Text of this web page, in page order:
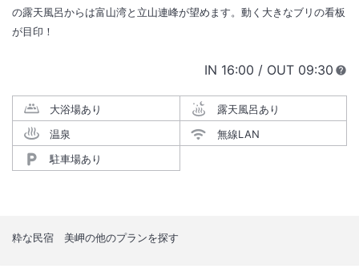
の露天風呂からは富山湾と立山連峰が望めます。動く大きなブリの看板
が目印！
IN チェックイン
16:00 / OUT チェック
09:30
大浴場あり
露天風呂あり
温泉
無線LAN
駐車場あり
粋な民宿 美岬の他のプランを探す